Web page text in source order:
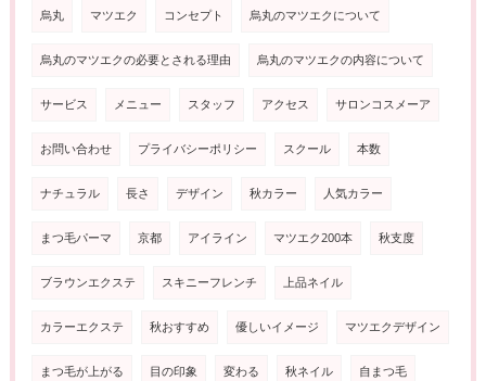
烏丸 マツエク コンセプト 烏丸のマツエクについて
烏丸のマツエクの必要とされる理由 烏丸のマツエクの内容について
サービス メニュー スタッフ アクセス サロンコスメーア
お問い合わせ プライバシーポリシー スクール 本数
ナチュラル 長さ デザイン 秋カラー 人気カラー
まつ毛パーマ 京都 アイライン マツエク200本 秋支度
ブラウンエクステ スキニーフレンチ 上品ネイル
カラーエクステ 秋おすすめ 優しいイメージ マツエクデザイン
まつ毛が上がる 目の印象 変わる 秋ネイル 自まつ毛